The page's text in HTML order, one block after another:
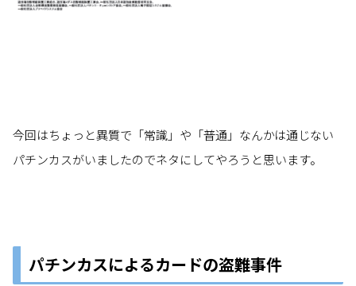
今回はちょっと異質で「常識」や「普通」なんかは通じない
パチンカスがいましたのでネタにしてやろうと思います。
パチンカスによるカードの盗難事件